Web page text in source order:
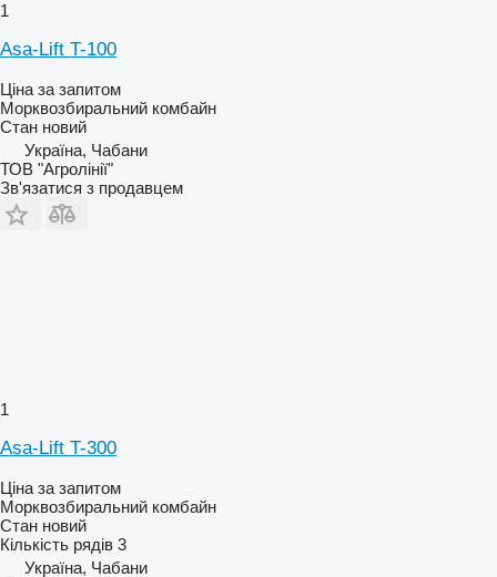
1
Asa-Lift T-100
Ціна за запитом
Морквозбиральний комбайн
Стан новий
Україна, Чабани
ТОВ "Агролінії"
Зв'язатися з продавцем
1
Asa-Lift T-300
Ціна за запитом
Морквозбиральний комбайн
Стан новий
Кількість рядів 3
Україна, Чабани